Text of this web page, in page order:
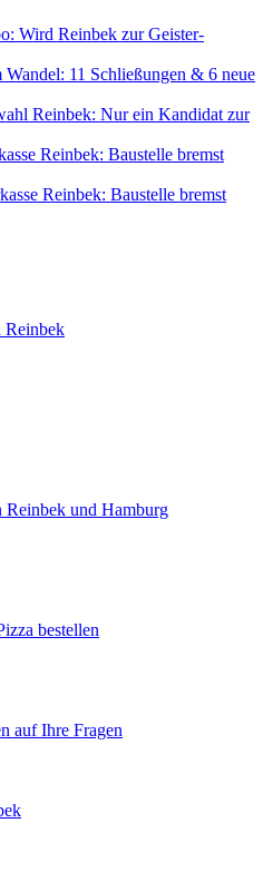
Wird Reinbek zur Geister-
Wandel: 11 Schließungen & 6 neue
Reinbek: Nur ein Kandidat zur
Reinbek: Baustelle bremst
Reinbek: Baustelle bremst
Reinbek
und Hamburg
bestellen
auf Ihre Fragen